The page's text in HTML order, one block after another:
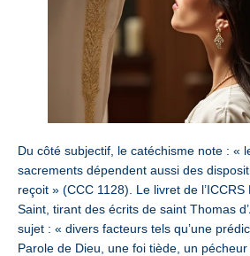
Du côté subjectif, le catéchisme note : «
sacrements dépendent aussi des
reçoit » (CCC 1128). Le livret de l’ICCRS
Saint, tirant des écrits de saint Thomas
sujet : « divers facteurs tels qu’une
Parole de Dieu, une foi tiède, un